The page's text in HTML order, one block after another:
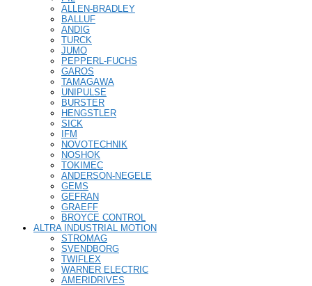
ALLEN-BRADLEY
BALLUF
ANDIG
TURCK
JUMO
PEPPERL-FUCHS
GAROS
TAMAGAWA
UNIPULSE
BURSTER
HENGSTLER
SICK
IFM
NOVOTECHNIK
NOSHOK
TOKIMEC
ANDERSON-NEGELE
GEMS
GEFRAN
GRAEFF
BROYCE CONTROL
ALTRA INDUSTRIAL MOTION
STROMAG
SVENDBORG
TWIFLEX
WARNER ELECTRIC
AMERIDRIVES